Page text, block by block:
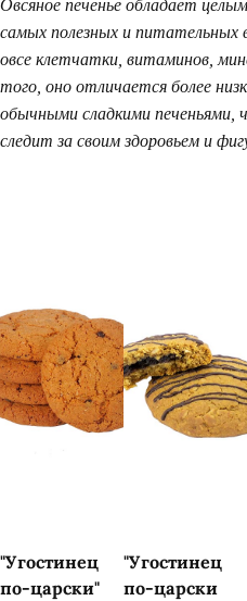
Овсяное печенье обладает
самых полезных и питательных
овсе клетчатки, витаминов,
того, оно отличается более
обычными сладкими
следит за своим здоровьем и
"Угостинец
по-царски"
"Угостинец
по-царски